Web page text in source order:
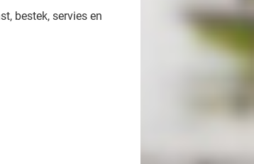
bestek, servies en